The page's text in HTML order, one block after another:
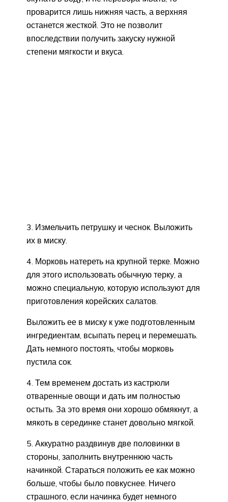
проварится лишь нижняя часть, а верхняя
останется жесткой. Это не позволит
впоследствии получить закуску нужной
степени мягкости и вкуса.
3. Измельчить петрушку и чеснок. Выложить
их в миску.
4. Морковь натереть на крупной терке. Можно
для этого использовать обычную терку, а
можно специальную, которую используют для
приготовления корейских салатов.
Выложить ее в миску к уже подготовленным
ингредиентам, всыпать перец и перемешать.
Дать немного постоять, чтобы морковь
пустила сок.
4. Тем временем достать из кастрюли
отваренные овощи и дать им полностью
остыть. За это время они хорошо обмякнут, а
мякоть в серединке станет довольно мягкой.
5. Аккуратно раздвинув две половинки в
стороны, заполнить внутреннюю часть
начинкой. Стараться положить ее как можно
больше, чтобы было повкуснее. Ничего
страшного, если начинка будет немного